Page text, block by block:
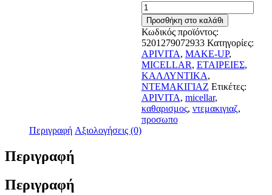
Apivita
Micellar
Water
Cleansing
Micellar
Water
for
Face
&
Eyes
300ml
ποσότητα
Προσθήκη στο καλάθι
Κωδικός προϊόντος:
5201279072933 Κατηγορίες:
APIVITA, MAKE-UP,
MICELLAR, ΕΤΑΙΡΕΙΕΣ,
ΚΑΛΛΥΝΤΙΚΑ,
ΝΤΕΜΑΚΙΓΙΑΖ Ετικέτες:
APIVITA, micellar,
καθαρισμος, ντεμακιγιαζ,
προσωπο
Περιγραφή Αξιολογήσεις (0)
Περιγραφή
Περιγραφή